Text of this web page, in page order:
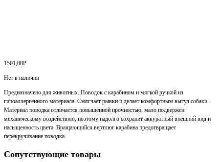
1501,00Р
Нет в наличии
Предназначено для животных. Поводок с карабином и мягкой ручкой из
гипоаллергенного материала. Смягчает рывки и делает комфортным выгул собаки.
Материал поводка отличается повышенной прочностью, мало подвержен
механическому воздействию, поэтому надолго сохранит аккуратный внешний вид и
насыщенность цвета. Вращающийся вертлюг карабина предотвращает
перекручивание поводка.
Сопутствующие товары